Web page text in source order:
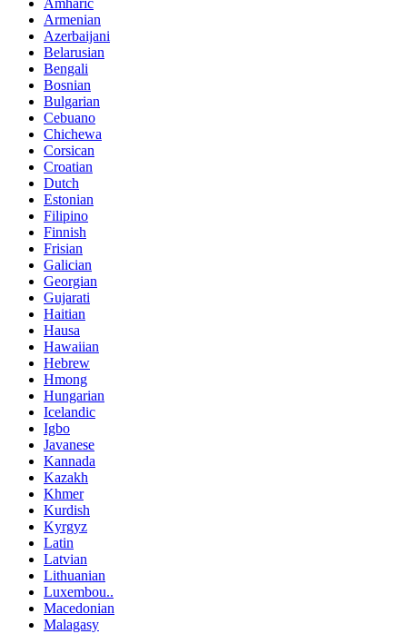
Amharic
Armenian
Azerbaijani
Belarusian
Bengali
Bosnian
Bulgarian
Cebuano
Chichewa
Corsican
Croatian
Dutch
Estonian
Filipino
Finnish
Frisian
Galician
Georgian
Gujarati
Haitian
Hausa
Hawaiian
Hebrew
Hmong
Hungarian
Icelandic
Igbo
Javanese
Kannada
Kazakh
Khmer
Kurdish
Kyrgyz
Latin
Latvian
Lithuanian
Luxembou..
Macedonian
Malagasy